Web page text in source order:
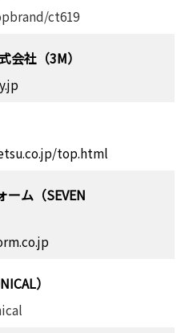
ct619
会社（3M）
top.html
ム（SEVEN
）